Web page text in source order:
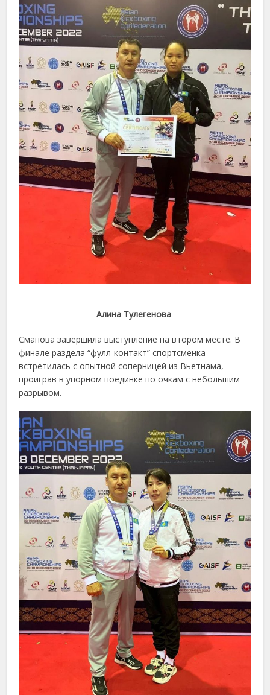
Алина Тулегенова
Сманова завершила выступление на втором месте. В
финале раздела “фулл-контакт” спортсменка
встретилась с опытной соперницей из Вьетнама,
проиграв в упорном поединке по очкам с небольшим
разрывом.